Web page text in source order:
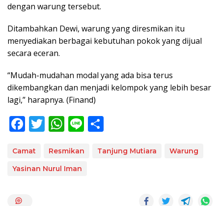
dengan warung tersebut.
Ditambahkan Dewi, warung yang diresmikan itu
menyediakan berbagai kebutuhan pokok yang dijual
secara eceran.
“Mudah-mudahan modal yang ada bisa terus
dikembangkan dan menjadi kelompok yang lebih besar
lagi,” harapnya. (Finand)
F
e
b
T
itt
er
W
at
s
Li
ar
Camat Resmikan Tanjung Mutiara
Warung
Yasinan Nurul Iman